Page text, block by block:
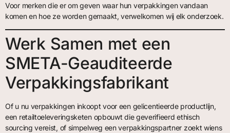
Voor merken die er om geven waar hun verpakkingen vandaan
komen en hoe ze worden gemaakt, verwelkomen wij elk onderzoek.
Werk Samen met een
SMETA-Geauditeerde
Verpakkingsfabrikant
Of u nu verpakkingen inkoopt voor een gelicentieerde productlijn,
een retailtoeleveringsketen opbouwt die geverifieerd ethisch
sourcing vereist, of simpelweg een verpakkingspartner zoekt wiens